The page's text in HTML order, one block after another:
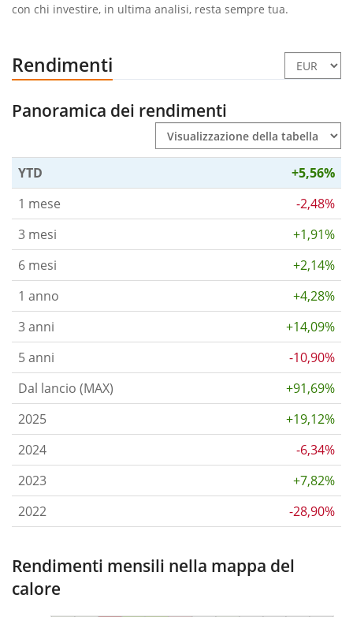
con chi investire, in ultima analisi, resta sempre tua.
Rendimenti
Panoramica dei rendimenti
YTD
+5,56%
1 mese
-2,48%
3 mesi
+1,91%
6 mesi
+2,14%
1 anno
+4,28%
3 anni
+14,09%
5 anni
-10,90%
Dal lancio (MAX)
+91,69%
2025
+19,12%
2024
-6,34%
2023
+7,82%
2022
-28,90%
Rendimenti mensili nella mappa del
calore